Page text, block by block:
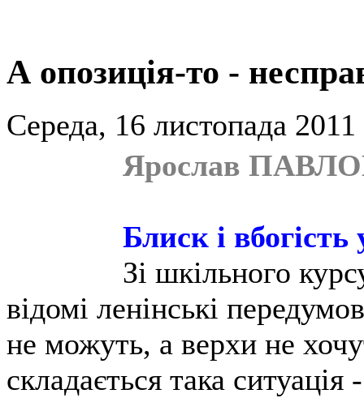
А опозиція-то -
Середа, 16 листопада
Ярослав
Блиск і вбогість
Зі шкільного
відомі ленінські
не можуть, а верхи не
складається така